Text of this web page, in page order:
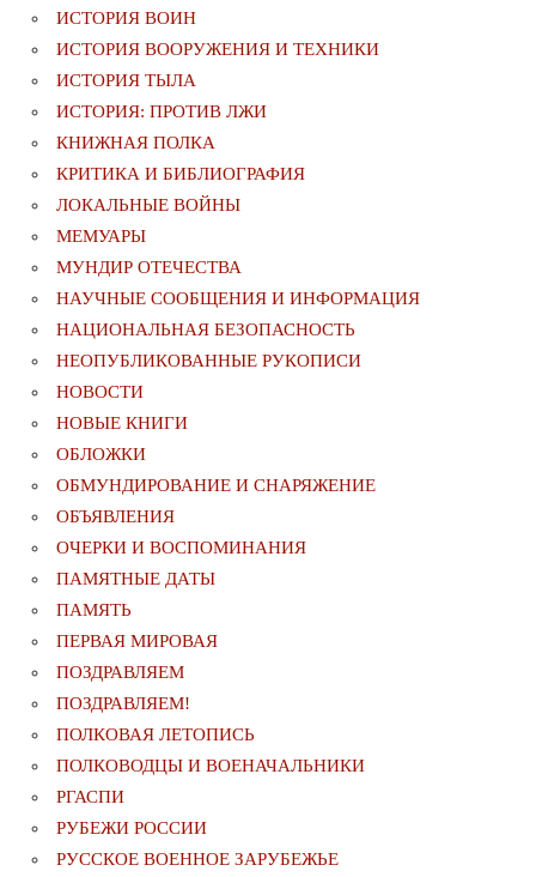
ИСТОРИЯ ВОИН
ИСТОРИЯ ВООРУЖЕНИЯ И ТЕХНИКИ
ИСТОРИЯ ТЫЛА
ИСТОРИЯ: ПРОТИВ ЛЖИ
КНИЖНАЯ ПОЛКА
КРИТИКА И БИБЛИОГРАФИЯ
ЛОКАЛЬНЫЕ ВОЙНЫ
МЕМУАРЫ
МУНДИР ОТЕЧЕСТВА
НАУЧНЫЕ СООБЩЕНИЯ И ИНФОРМАЦИЯ
НАЦИОНАЛЬНАЯ БЕЗОПАСНОСТЬ
НЕОПУБЛИКОВАННЫЕ РУКОПИСИ
НОВОСТИ
НОВЫЕ КНИГИ
ОБЛОЖКИ
ОБМУНДИРОВАНИЕ И СНАРЯЖЕНИЕ
ОБЪЯВЛЕНИЯ
ОЧЕРКИ И ВОСПОМИНАНИЯ
ПАМЯТНЫЕ ДАТЫ
ПАМЯТЬ
ПЕРВАЯ МИРОВАЯ
ПОЗДРАВЛЯЕМ
ПОЗДРАВЛЯЕМ!
ПОЛКОВАЯ ЛЕТОПИСЬ
ПОЛКОВОДЦЫ И ВОЕНАЧАЛЬНИКИ
РГАСПИ
РУБЕЖИ РОССИИ
РУССКОЕ ВОЕННОЕ ЗАРУБЕЖЬЕ